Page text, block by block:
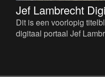
Jef Lambrecht
Dit is een voorlopig
digitaal portaal Jef